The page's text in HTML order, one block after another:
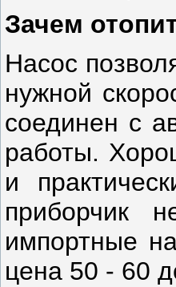
Зачем
Насос
нужной
соединен с
работы.
и
приборчик
импортные
цена 50 - 60